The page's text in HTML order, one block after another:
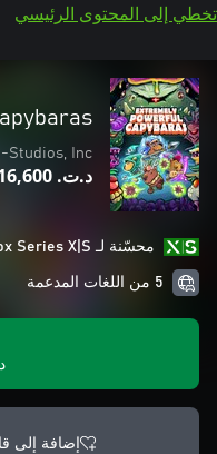
تخطي إلى المحتوى الرئيسي
Studios, Inc.
د.ت.‏ 16,600
محسّنة لـ Xbox Series X|S
5 من اللغات المدعمة
إضافة إلى